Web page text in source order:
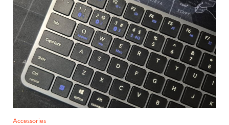
Accessories